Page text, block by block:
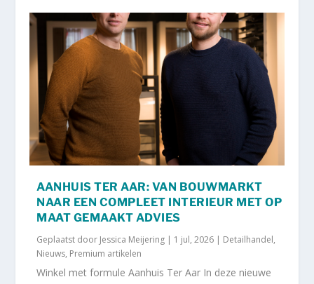
AANHUIS TER AAR: VAN BOUWMARKT
NAAR EEN COMPLEET INTERIEUR MET OP
MAAT GEMAAKT ADVIES
Geplaatst door Jessica Meijering | 1 jul, 2026 | Detailhandel,
Nieuws, Premium artikelen
Winkel met formule Aanhuis Ter Aar In deze nieuwe